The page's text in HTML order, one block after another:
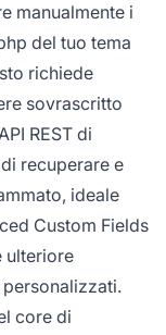
manualmente i
del tuo tema
richiede
sovrascritto
REST di
recuperare e
ideale
Custom Fields
ulteriore
core di